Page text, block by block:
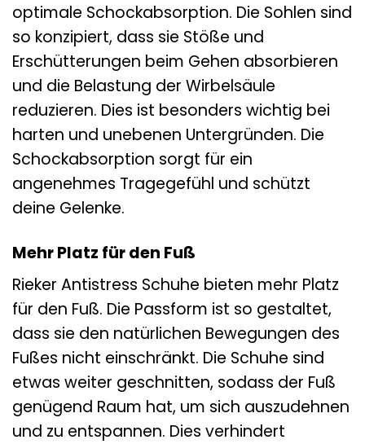
optimale Schockabsorption. Die Sohlen sind
so konzipiert, dass sie Stöße und
Erschütterungen beim Gehen absorbieren
und die Belastung der Wirbelsäule
reduzieren. Dies ist besonders wichtig bei
harten und unebenen Untergründen. Die
Schockabsorption sorgt für ein
angenehmes Tragegefühl und schützt
deine Gelenke.
Mehr Platz für den Fuß
Rieker Antistress Schuhe bieten mehr Platz
für den Fuß. Die Passform ist so gestaltet,
dass sie den natürlichen Bewegungen des
Fußes nicht einschränkt. Die Schuhe sind
etwas weiter geschnitten, sodass der Fuß
genügend Raum hat, um sich auszudehnen
und zu entspannen. Dies verhindert